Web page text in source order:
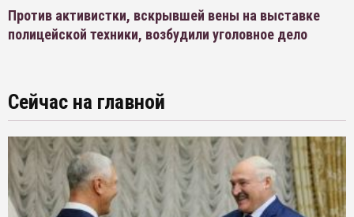
Против активистки, вскрывшей вены на выставке
полицейской техники, возбудили уголовное дело
Сейчас на главной